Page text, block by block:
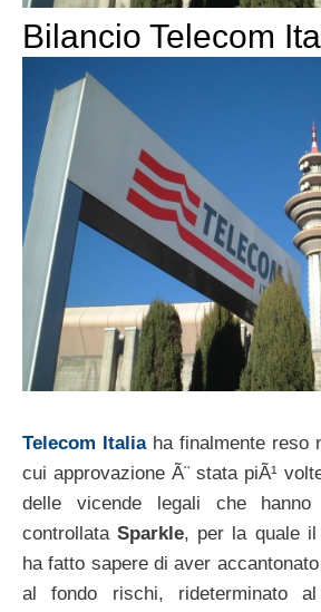
Bilancio Telecom
Telecom Italiaha finalmente reso
cui approvazione Ã¨ stata piÃ¹
delle vicende legali che
controllataSparkle, per la quale il
ha fatto sapere di aver
al fondo rischi, rideterminato